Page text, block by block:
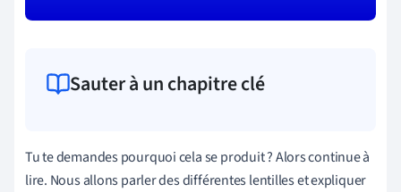
Sauter à un chapitre clé
Tu te demandes pourquoi cela se produit ? Alors continue à
lire. Nous allons parler des différentes lentilles et expliquer